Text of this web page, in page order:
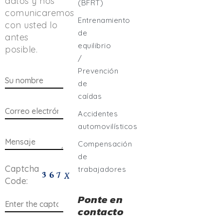
comunicaremos
con usted lo
antes
posible.
Captcha
Code:
(BFRT)
Entrenamiento
de
equilibrio
/
Prevención
de
caídas
Accidentes
automovilísticos
Compensación
de
trabajadores
Ponte en
contacto